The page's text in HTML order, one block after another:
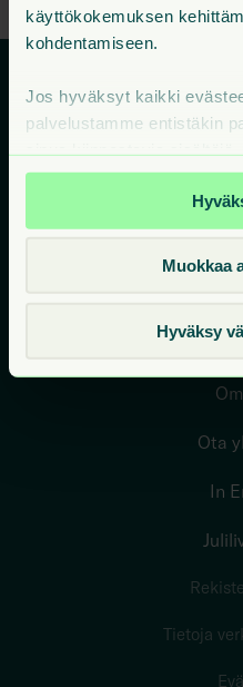
käyttökokemuksen
kohdentamiseen.
Jos hyväksyt kaikki
palvelustamme entistäkin
milloin tahansa sivuston
Muokkaa
Hyväksy
Me
Usein
Ota
In
Tietoja